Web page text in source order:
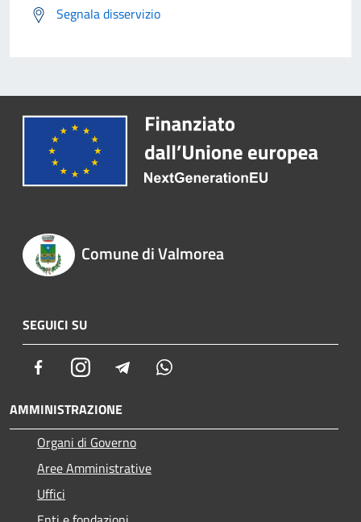
Segnala disservizio
Comune di Valmorea
SEGUICI SU
FacebookInstagram Telegram
AMMINISTRAZIONE
Organi di Governo
Aree Amministrative
Uffici